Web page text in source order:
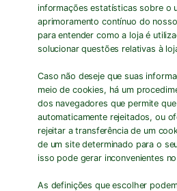
informações estatísticas sobre o
aprimoramento contínuo do
para entender como a loja é
solucionar questões relativas à
Caso não deseje que suas
meio de cookies, há um
dos navegadores que permite
automaticamente rejeitados, ou
rejeitar a transferência de um
de um site determinado para o
isso pode gerar inconvenientes
As definições que escolher